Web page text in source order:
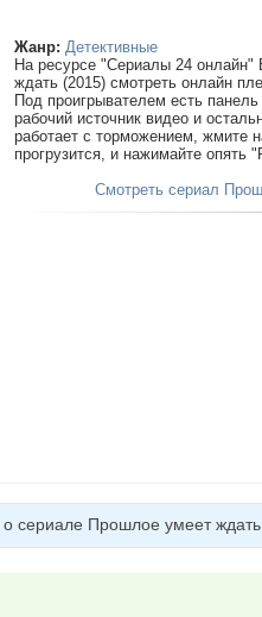
Жанр: Детективные
На ресурсе "Сериалы 24
ждать (2015) смотреть онлайн
Под проигрывателем есть
рабочий источник видео и
работает с торможением, жмите
прогрузится, и нажимайте опять
Смотреть сериал
сериале Прошлое умеет